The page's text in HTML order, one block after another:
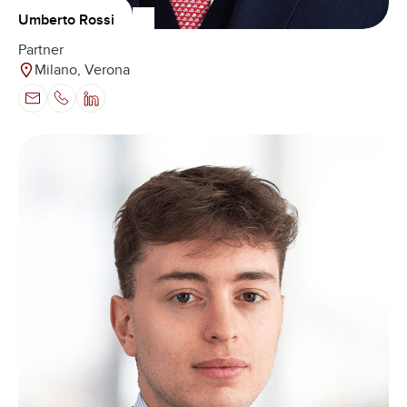
Umberto Rossi
Partner
Milano, Verona